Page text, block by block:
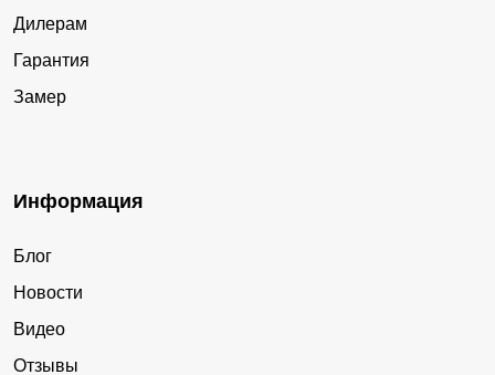
Дилерам
Гарантия
Замер
Информация
Блог
Новости
Видео
Отзывы